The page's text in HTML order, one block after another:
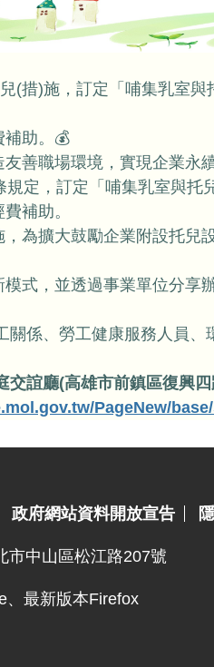
(措)施，訂定「哺集乳室
補助。💰
善職場環境，實現企業永
定，訂定「哺集乳室與托
補助。
為擴大鼓勵企業附設托兒
式，並透過事業單位分享
係、勞工健康服務人員、
交誼廳(高雄市前鎮區復興
PageNew/
政府網站資料開放宣告
市中山區松江路207號
、最新版本Firefox